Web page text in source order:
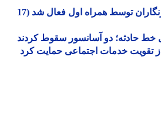
بسته اینترنت رایگان خبرنگاران توسط همراه اول فعال شد (17
حادثه؛ دو آسانسور سقوط کردند
تقویت خدمات اجتماعی حمایت کرد